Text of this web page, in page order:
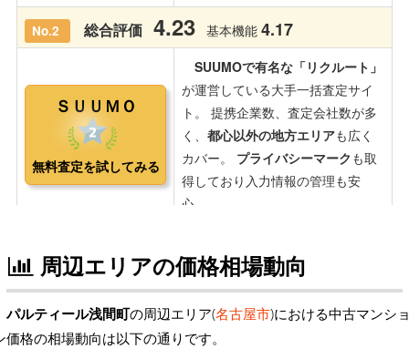
周辺エリアの価格相場動向
パルティール浅間町の周辺エリア(名古屋市)における中古マンシ
価格の相場動向は以下の通りです。